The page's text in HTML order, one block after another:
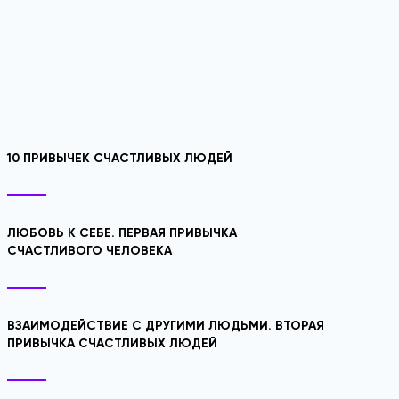
10 ПРИВЫЧЕК СЧАСТЛИВЫХ ЛЮДЕЙ
ЛЮБОВЬ К СЕБЕ. ПЕРВАЯ ПРИВЫЧКА
СЧАСТЛИВОГО ЧЕЛОВЕКА
ВЗАИМОДЕЙСТВИЕ С ДРУГИМИ ЛЮДЬМИ. ВТОРАЯ
ПРИВЫЧКА СЧАСТЛИВЫХ ЛЮДЕЙ